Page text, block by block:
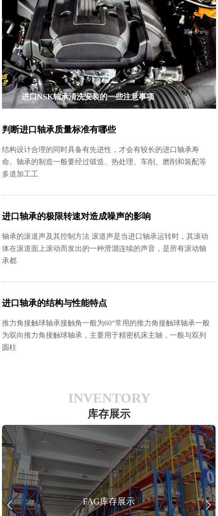
进口NSK轴承清洗安装的一些注意事项
判断进口轴承质量标准有哪些
结构设计合理的同时具备有先进性，才会有较长的进口轴承寿
命。轴承的制造一般要经过锻造、热处理、车削、磨削和装配等
多道加工工
进口轴承的极限转速对造成噪声的影响
轴承的滚道声及其控制方法 滚道声是当进口轴承运转时，其滚动
体在滚道面上滚动而发出的一种滑溜连续的声音，是所有滚动轴
承都
进口轴承的结构与性能特点
推力角接触球轴承接触角一般为60°常用的推力角接触球轴承一般
为双向推力角接触球轴承，主要用于精密机床主轴，一般与双列
圆柱
INVENTORY
库存展示
FAG库存展示